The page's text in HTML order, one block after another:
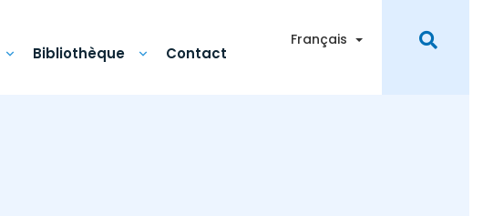
Bibliothèque Contact
Français Toggle Dropdown